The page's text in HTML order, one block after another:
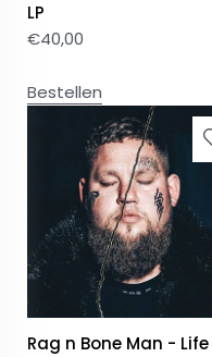
LP
€40,00
Bestellen
Rag n Bone Man - Life